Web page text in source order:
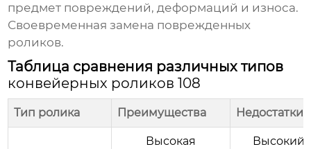
предмет повреждений, деформаций и износа.
Своевременная замена поврежденных
роликов.
Таблица сравнения различных типов
конвейерных роликов 108
Тип ролика Преимущества Недостатки
Высокая
Высокий